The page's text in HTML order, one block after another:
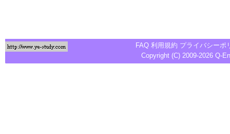
FAQ 利用規約 プライバシーポ
Copyright (C) 2009-2026 Q-